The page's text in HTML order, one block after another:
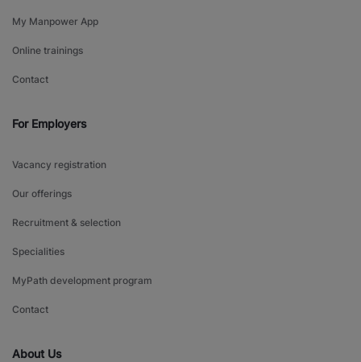
My Manpower App
Online trainings
Contact
For Employers
Vacancy registration
Our offerings
Recruitment & selection
Specialities
MyPath development program
Contact
About Us